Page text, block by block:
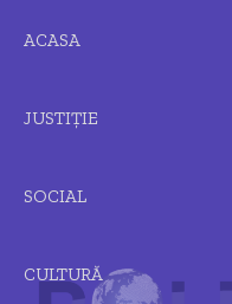
ACASA
JUSTIȚIE
SOCIAL
CULTURĂ